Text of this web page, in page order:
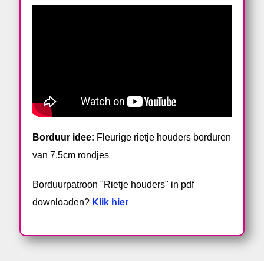
Borduur idee: Fleurige rietje houders borduren
van 7.5cm rondjes
Borduurpatroon "Rietje houders" in pdf
downloaden? Klik hier